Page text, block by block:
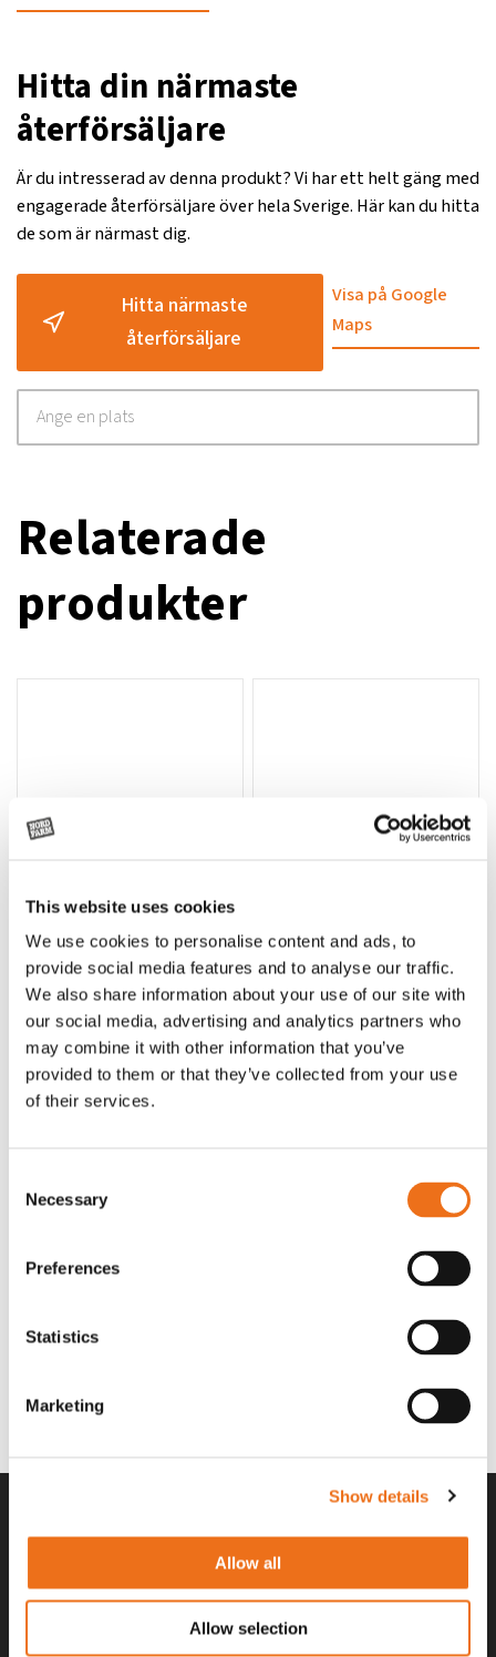
This website uses cookies
We use cookies to personalise content and ads, to
provide social media features and to analyse our traffic.
We also share information about your use of our site with
our social media, advertising and analytics partners who
may combine it with other information that you’ve
provided to them or that they’ve collected from your use
of their services.
Selection
Necessary
Preferences
Statistics
Marketing
Show details
Allow all
Allow selection
Hitta din närmaste
återförsäljare
Är du intresserad av denna produkt? Vi har ett helt gäng med
engagerade återförsäljare över hela Sverige. Här kan du hitta
de som är närmast dig.
Hitta närmaste
återförsäljare
Visa på Google
Maps
Relaterade
produkter
Lägg till i varukorg
Rotor, komplett med slagor
OR80013456G
(ex. moms)
Grön truckknapp
A00220
kr (ex. moms)
Lägg till i varukorg
Rotor teeth 8t/6k 7.5Gr/8 R6/14 Rotor teeth 8t/6k 0Gr/8 R6/14